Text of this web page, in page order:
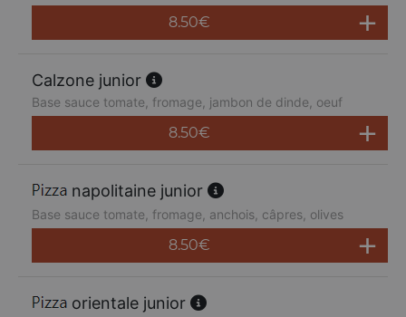
8.50€
Calzone junior
Base sauce tomate, fromage, jambon de dinde, oeuf
8.50€
napolitaine junior
Base sauce tomate, fromage, anchois, câpres, olives
8.50€
orientale junior